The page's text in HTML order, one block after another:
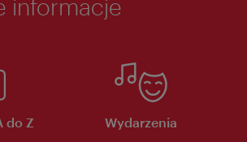
informacje
do Z Wydarzenia